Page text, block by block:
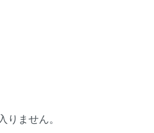
りません。